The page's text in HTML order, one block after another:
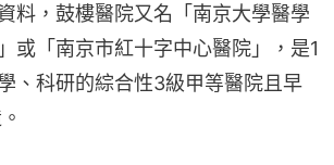
料，鼓樓醫院又名「南京大學醫學
或「南京市紅十字中心醫院」，是1
、科研的綜合性3級甲等醫院且早